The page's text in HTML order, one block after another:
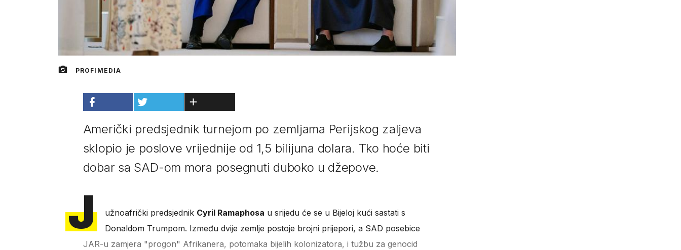
PROFIMEDIA
Američki predsjednik turnejom po zemljama Perijskog zaljeva
sklopio je poslove vrijednije od 1,5 bilijuna dolara. Tko hoće biti
dobar sa SAD-om mora posegnuti duboko u džepove.
J užnoafrički predsjednik Cyril Ramaphosa u srijedu će se u Bijeloj kući sastati s
Donaldom Trumpom. Između dvije zemlje postoje brojni prijepori, a SAD posebice
JAR-u zamjera "progon" Afrikanera, potomaka bijelih kolonizatora, i tužbu za genocid